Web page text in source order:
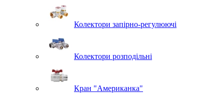
Колектори запірно-регулюючі
Колектори розподільні
Кран "Американка"